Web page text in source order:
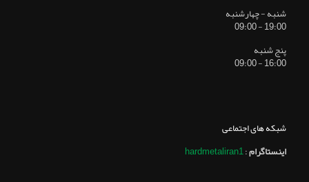
شنبه - چهارشنبه
19:00 - 09:00
پنج شنبه
16:00 - 09:00
شبکه های اجتماعی
اینستاگرام:
hardmetaliran1